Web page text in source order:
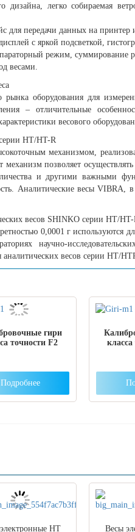
дизайна, легко собираемая
для передачи данных на принтер
с яркой подсветкой,
режим, суммирование
весами.
рынка оборудования для
– отличительные
весового
HT/HT-R
механизмом,
позволяет
и другими важными
Аналитические весы VIBRA,
весов SHINKO серии HT/HT-
0,0001 г используются
научно-
весов серии HT/
гири
точности F2
Подробнее
HT
Весы